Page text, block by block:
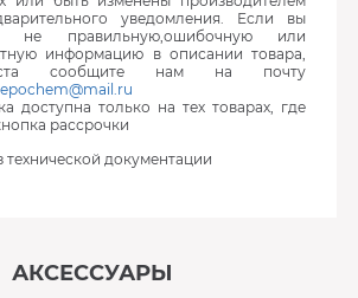
уведомления. Если вы
не правильную,ошибочную или
информацию в описании товара,
сообщите нам на почту
доступна только на тех товарах, где
рассрочки
технической документации
АКСЕССУАРЫ